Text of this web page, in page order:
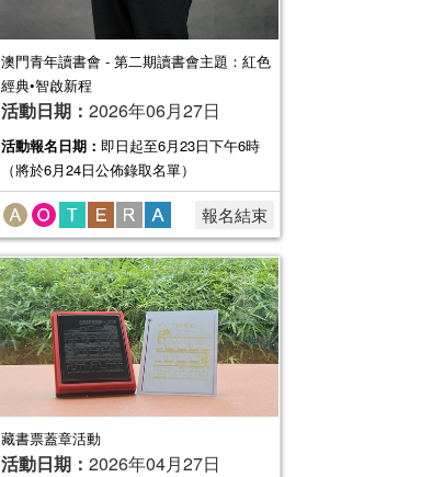
澳門青年讀書會 - 第二期讀書會主題：紅色
經典•智啟新程
活動日期： 2026年06月27日
活動報名日期： 即日起至6月23日下午6時
（將於6月24日公佈錄取名單）
報名結束
藏書票蓋章活動
活動日期： 2026年04月27日